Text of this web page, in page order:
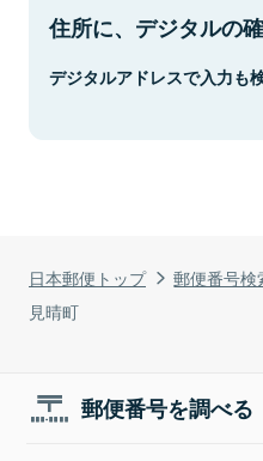
日本郵便トップ 郵便番号検
見晴町
住所に、デジタルの確
デジタルアドレスで入力も
郵便番号を調べる